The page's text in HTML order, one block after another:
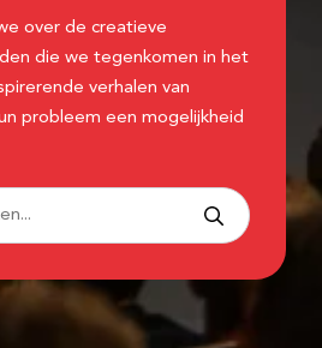
over de creatieve
die we tegenkomen in het
verhalen van
probleem een mogelijkheid